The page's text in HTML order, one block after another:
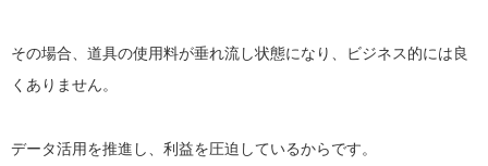
その場合、道具の使用料が垂れ流し状態になり、ビジネス的には良
くありません。
データ活用を推進し、利益を圧迫しているからです。